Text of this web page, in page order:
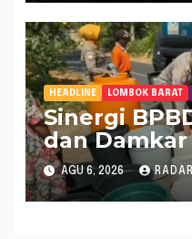
HEADLINE LOMBOK BARAT
Sinergi
dan
Air Bersih di
AGU 6, 2026